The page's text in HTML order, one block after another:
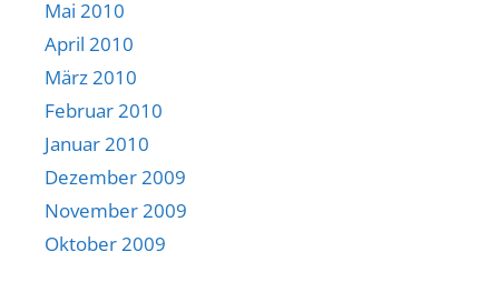
Mai 2010
April 2010
März 2010
Februar 2010
Januar 2010
Dezember 2009
November 2009
Oktober 2009